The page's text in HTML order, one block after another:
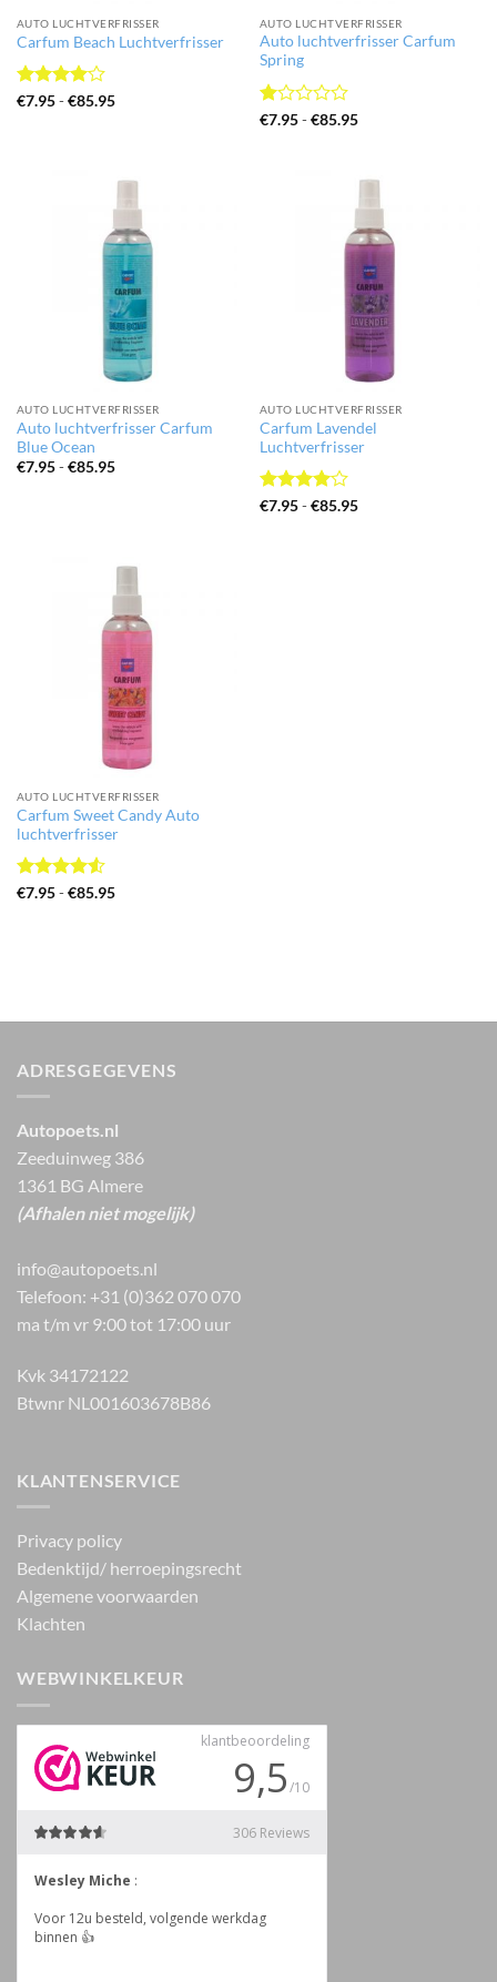
AUTO LUCHTVERFRISSER
Carfum Beach Luchtverfrisser
Gewaardeerd
€7.95 - €85.95Prijsklasse:
AUTO LUCHTVERFRISSER
Auto luchtverfrisser Carfum
Spring
Gewaardeerd
€7.95 - €85.95Prijsklasse:
AUTO LUCHTVERFRISSER
Auto luchtverfrisser Carfum
Blue Ocean
€7.95 - €85.95Prijsklasse:
AUTO LUCHTVERFRISSER
Carfum Lavendel
Luchtverfrisser
Gewaardeerd
€7.95 - €85.95Prijsklasse:
AUTO LUCHTVERFRISSER
Carfum Sweet Candy Auto
luchtverfrisser
Gewaardeerd
€7.95 - €85.95Prijsklasse:
ADRESGEGEVENS
Autopoets.nl
Zeeduinweg 386
1361 BG Almere
(Afhalen niet mogelijk)
info@autopoets.nl
Telefoon: +31 (0)362 070 070
ma t/m vr 9:00 tot 17:00 uur
Kvk 34172122
Btwnr NL001603678B86
KLANTENSERVICE
Privacy policy
Bedenktijd/ herroepingsrecht
Algemene voorwaarden
Klachten
WEBWINKELKEUR